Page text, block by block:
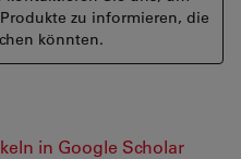
zu informieren, die
könnten.
in Google Scholar